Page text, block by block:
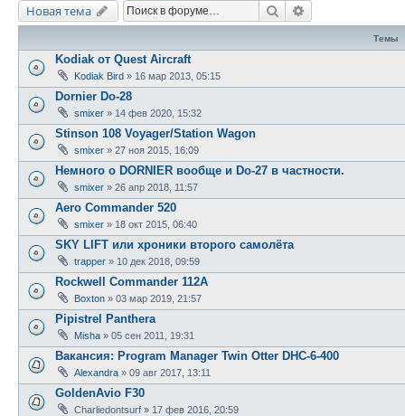
Новая тема Поиск
Темы
Kodiak от Quest Aircraft
Kodiak Bird » 16 мар 2013, 05:15
Dornier Do-28
smixer » 14 фев 2020, 15:32
Stinson 108 Voyager/Station Wagon
smixer » 27 ноя 2015, 16:09
Немного о DORNIER вообще и Do-27 в частности.
smixer » 26 апр 2018, 11:57
Aero Commander 520
smixer » 18 окт 2015, 06:40
SKY LIFT или хроники второго самолёта
trapper » 10 дек 2018, 09:59
Rockwell Commander 112A
Boxton » 03 мар 2019, 21:57
Pipistrel Panthera
Misha » 05 сен 2011, 19:31
Вакансия: Program Manager Twin Otter DHC-6-400
Alexandra » 09 авг 2017, 13:11
GoldenAvio F30
Charliedontsurf » 17 фев 2016, 20:59